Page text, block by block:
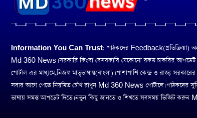
Information You Can Trust: পাঠকদের Feedback(প্রতিক্রিয়া)
Md 360 News। সরকারি কিংবা বেসরকারি যেকোনো রকম চাকরির
পোর্টাল এর মাধ্যমে,নিজস্ব মাতৃভাষায়(বাংলা)। পাশাপাশি কেন্দ্র ও রাজ্য
সবার আগে পেতে নিয়মিত চোঁখ রাখুন Md 360 News পোর্টালে। পাঠকদের
ভাষায় সমস্ত আপডেট দিতে। নতুন কিছু জানতে ও শিখতে সবসময় ভিজিট করুন